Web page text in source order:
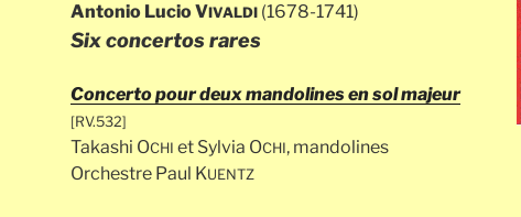
Antonio Lucio VIVALDI (1678-1741)
Six concertos rares
Concerto pour deux mandolines en sol majeur
[RV.532]
Takashi OCHI et Sylvia OCHI, mandolines
Orchestre Paul KUENTZ